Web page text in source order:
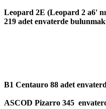
Leopard 2E (Leopard 2 a6'
219 adet envaterde
B1 Centauro 88 adet
ASCOD Pizarro 345